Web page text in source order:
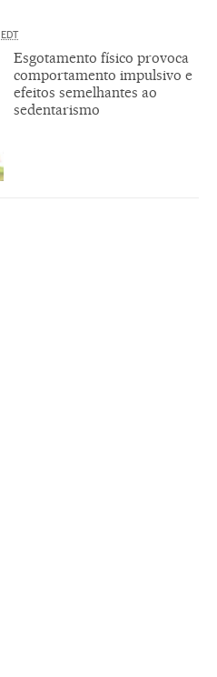
EDT
Esgotamento físico provoca
comportamento impulsivo e
efeitos semelhantes ao
sedentarismo